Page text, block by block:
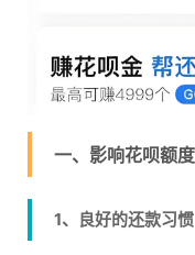
一、影响花呗额
1、良好的还款习惯